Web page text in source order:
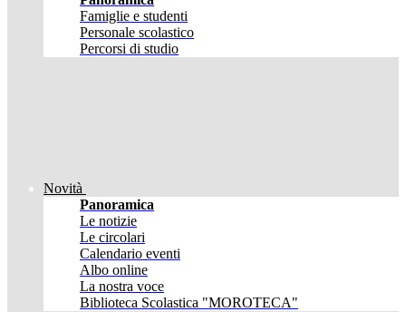
Famiglie e studenti
Personale scolastico
Percorsi di studio
Novità
Panoramica
Le notizie
Le circolari
Calendario eventi
Albo online
La nostra voce
Biblioteca Scolastica "MOROTECA"